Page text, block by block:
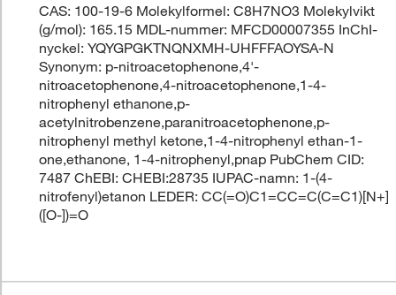
CAS: 100-19-6 Molekylformel: C8H7NO3 Molekylvikt
(g/mol): 165.15 MDL-nummer: MFCD00007355 InChI-
nyckel: YQYGPGKTNQNXMH-UHFFFAOYSA-N
Synonym: p-nitroacetophenone,4'-
nitroacetophenone,4-nitroacetophenone,1-4-
nitrophenyl ethanone,p-
acetylnitrobenzene,paranitroacetophenone,p-
nitrophenyl methyl ketone,1-4-nitrophenyl ethan-1-
one,ethanone, 1-4-nitrophenyl,pnap PubChem CID:
7487 ChEBI: CHEBI:28735 IUPAC-namn: 1-(4-
nitrofenyl)etanon LEDER: CC(=O)C1=CC=C(C=C1)[N+]
([O-])=O